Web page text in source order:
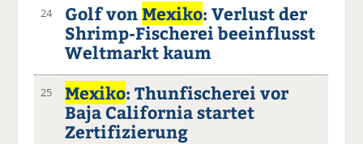
24 Golf vonMexiko: Verlust der
Shrimp-Fischerei beeinflusst
Weltmarkt kaum
25 Mexiko: Thunfischerei vor
Baja California startet
Zertifizierung